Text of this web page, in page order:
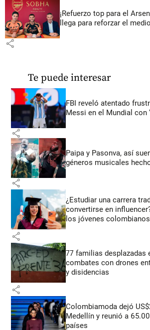
¡Refuerzo top para el
llega para reforzar el
share
Te puede interesar
FBI reveló atentado
Messi en el Mundial con
share
Paipa y Pasonva, así
géneros musicales
share
¿Estudiar una carrera
convertirse en
los jóvenes colombianos
share
77 familias desplazadas
combates con drones
y disidencias
share
Colombiamoda dejó
Medellín y reunió a
países